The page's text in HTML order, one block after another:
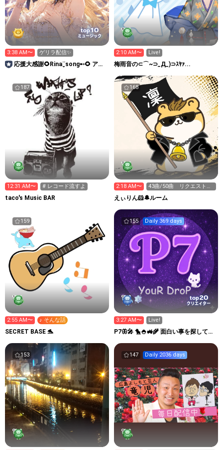
top10
ミュージック
3:38 AM〜 ゲリラ配信✨
応援大感謝🌻Rina¨̮song➸🌻 アニ
2:10 AM〜 Live!
梅雨音の⊂⌒~⊃_Д_)⊃ｽﾔｧ...
187
12:31 AM〜 # レコード流すよ
taco's Music BAR
168
2:18 AM〜
43曲/50曲 リクエストは
ルームプロフィール
えぃりん‪🐹🔔ルーム
159
2:55 AM〜 ♪ そんな話
SECRET BASE 🐬
155 Daily 369 days
top20
クリエイター
3:27 AM〜 Live!
P7🦋🎤 🐤🍚🚜🌾 面白い事を探してこ
153 147 Daily 2036 days